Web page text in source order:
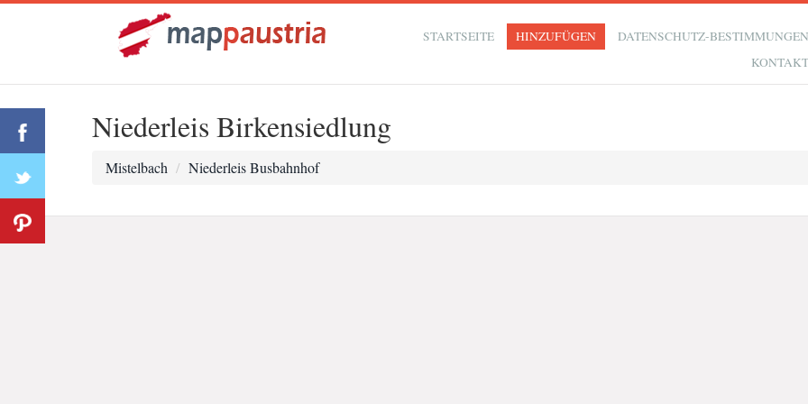
STARTSEITE HINZUFÜGEN
DATENSCHUTZ-
Niederleis Birkensiedlung
Mistelbach Niederleis Busbahnhof